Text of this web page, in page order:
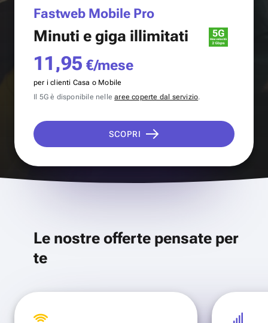
Fastweb Mobile Pro
Minuti e giga illimitati
11,95 €/mese
per i clienti Casa o Mobile
Il 5G è disponibile nellearee coperte dal servizio.
SCOPRI
Le nostre offerte pensate per
te